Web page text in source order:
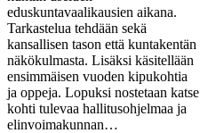
eduskuntavaalikausien aikana.
Tarkastelua tehdään sekä
kansallisen tason että kuntakentän
näkökulmasta. Lisäksi käsitellään
ensimmäisen vuoden kipukohtia
ja oppeja. Lopuksi nostetaan katse
kohti tulevaa hallitusohjelmaa ja
elinvoimakunnan…